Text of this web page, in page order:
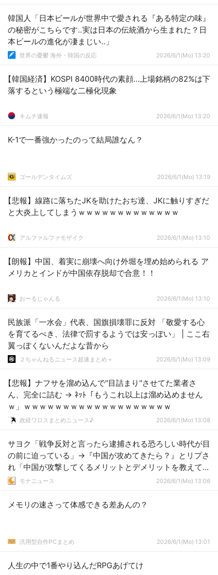
韓国人「日本ビールが世界中で愛される『ある特定の味』
の秘密がこちらです‥実は日本の伝統酒から生まれた？日
本ビールの進化が凄まじい‥」
世界の憂鬱 海外・韓国の反応 2026/6/1(Mo) 13:20
【韓国経済】KOSPI 8400時代の素顔…上場銘柄の82%は下
落するという極端な二極化現象
キムチ速報 2026/6/1(Mo) 13:20
K-1で一番強かったのって結局誰なん？
ゴールデンタイムズ 2026/6/1(Mo) 13:19
【悲報】線路に落ちたJKを助けたおぢ達、JKに触りすぎだ
と大炎上してしまうｗｗｗｗｗｗｗｗｗｗｗｗｗ
アルファルファモザイク 2026/6/1(Mo) 13:10
【朗報】中国、着実に崩壊へ向け外堀を埋め始められる ア
メリカとインドが中国依存脱却で合意！！
おーるじゃんる 2026/6/1(Mo) 13:10
民族派「一水会」代表、国旗損壊罪に反対 「敬愛する心
を育てるべき、法律で罰するようでは安っぽい」 | ここ右
翼っぽくないんだよな昔から
２ちゃんねるニュース超速まとめ＋ 2026/6/1(Mo) 13:09
【悲報】ナフサを溜め込んで"目詰まり"させてた業者さ
ん、完全に詰む → ﾈｯﾄ「もうこれ以上は溜め込めません
ｗ」ｗｗｗｗｗｗｗｗｗｗｗｗｗｗｗｗｗｗｗ
政経ワロスまとめニュース♪ 2026/6/1(Mo) 13:08
サヨク「戦争反対と言ったら逮捕される恐ろしい時代が目
の前に迫っている」→『中国が攻めてきたら？』とリプさ
れ「中国が攻撃してくるメリットとデメリットを教えて」
とはぐらかす
モナニュース 2026/6/1(Mo) 13:06
メモリの速さって体感できる差あんの？
汎用型自作PCまとめ 2026/6/1(Mo) 13:01
人生の中で1番やり込んだRPGあげてけ